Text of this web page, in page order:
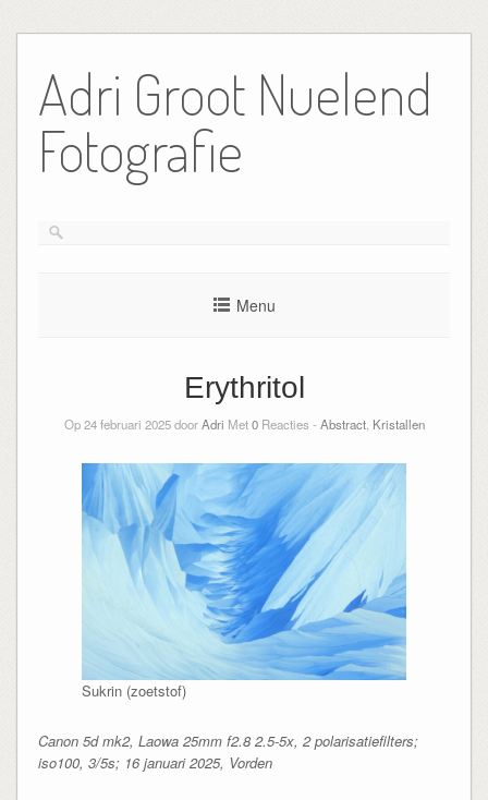
de
inhoud
Adri Groot Nuelend
Fotografie
Menu
Erythritol
Op 24 februari 2025 doorAdri Met0Reacties - Abstract, Kristallen
Sukrin (zoetstof)
Canon 5d mk2, Laowa 25mm f2.8 2.5-5x, 2 polarisatiefilters;
iso100, 3/5s; 16 januari 2025, Vorden